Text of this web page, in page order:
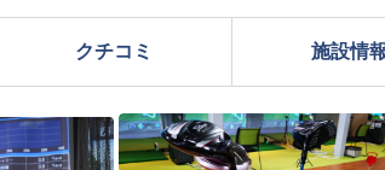
クチコミ 施設情